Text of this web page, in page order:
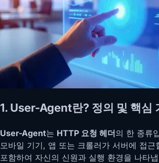
1. User-Agent란? 정의 및 핵심
User-Agent는 HTTP 요청 헤더의 한 종류
모바일 기기, 앱 또는 크롤러가 서버에 접근
포함하여 자신의 신원과 실행 환경을 나타